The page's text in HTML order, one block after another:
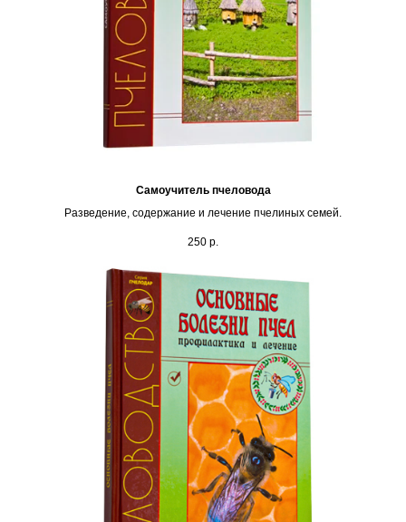
Самоучитель пчеловода
Разведение, содержание и лечение пчелиных семей.
250 р.